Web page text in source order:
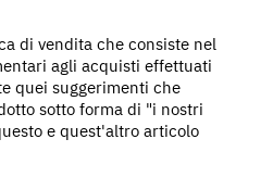
di vendita che consiste nel
agli acquisti effettuati
quei suggerimenti che
sotto forma di "i nostri
e quest'altro articolo